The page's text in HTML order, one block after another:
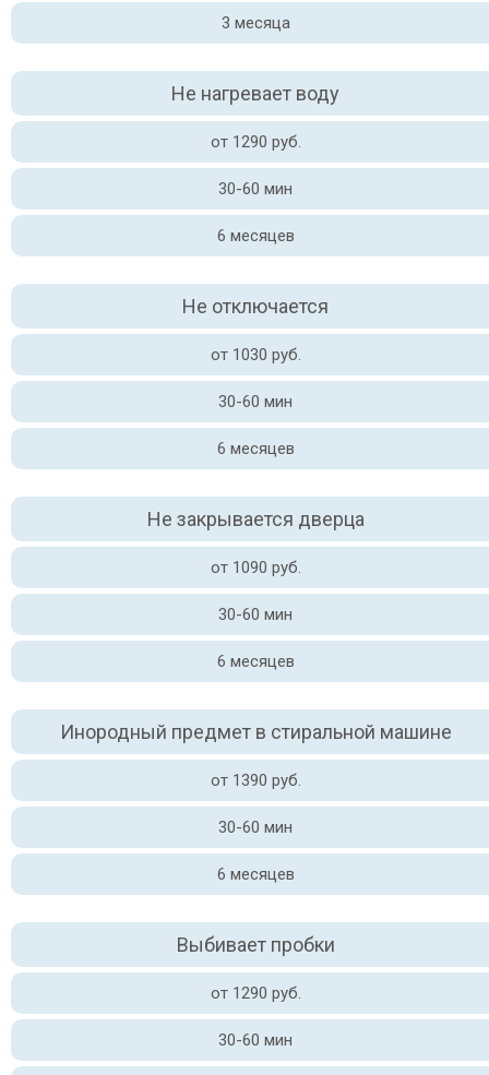
3 месяца
Не нагревает воду
от 1290 руб.
30-60 мин
6 месяцев
Не отключается
от 1030 руб.
30-60 мин
6 месяцев
Не закрывается дверца
от 1090 руб.
30-60 мин
6 месяцев
Инородный предмет в стиральной машине
от 1390 руб.
30-60 мин
6 месяцев
Выбивает пробки
от 1290 руб.
30-60 мин